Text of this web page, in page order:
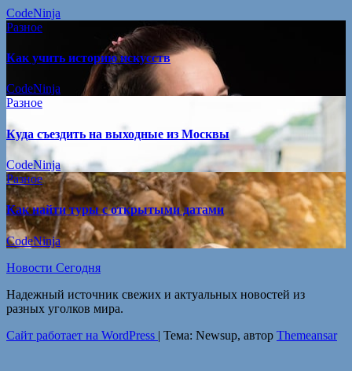
CodeNinja
Разное
Как учить историю искусств
CodeNinja
Разное
Куда съездить на выходные из Москвы
CodeNinja
Разное
Как найти туры с открытыми датами
CodeNinja
Новости Сегодня
Надежный источник свежих и актуальных новостей из
разных уголков мира.
Сайт работает на WordPress | Тема: Newsup, автор Themeansar